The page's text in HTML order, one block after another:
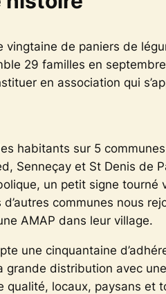
vingtaine de paniers de
29 familles en
en association qui
habitants sur 5
Senneçay et St Denis de
un petit signe tourné
communes nous
AMAP dans leur village.
une cinquantaine
grande distribution avec
qualité, locaux, paysans et